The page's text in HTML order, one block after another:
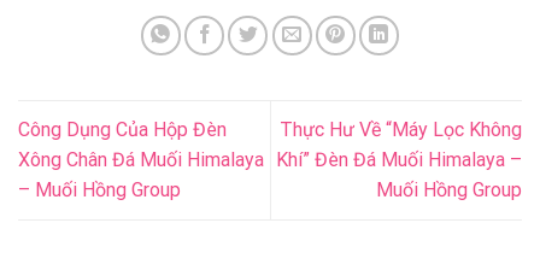
Công Dụng Của Hộp Đèn
Xông Chân Đá Muối Himalaya
– Muối Hồng Group
Thực Hư Về “Máy Lọc Không
Khí” Đèn Đá Muối Himalaya –
Muối Hồng Group